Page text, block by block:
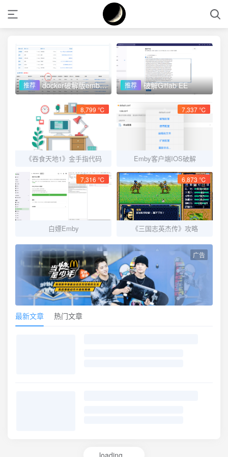
推荐 docker破解版embyserver 推荐 破解Gitlab EE
8,799 ℃
《吞食天地1》金手指代码
7,337 ℃
Emby客户端IOS破解
7,316 ℃
白嫖Emby
6,873 ℃
《三国志英杰传》攻略
广告
最新文章 热门文章
loading...